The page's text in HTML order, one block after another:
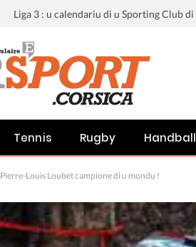
Tennis Rugby Handball
Pierre-Louis Loubet campione di u mondu !